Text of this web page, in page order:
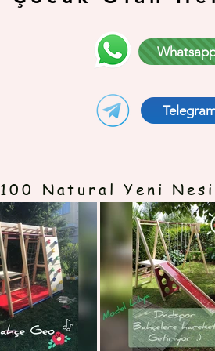
Natural Yeni